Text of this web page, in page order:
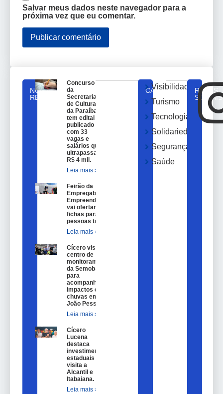
Salvar meus dados neste navegador para a
próxima vez que eu comentar.
NOTICIAS
RELACIONADAS
Concurso
da
Secretaria
de Cultura
da Paraíba
tem edital
publicado
com 33
vagas e
salários que
ultrapassam
R$ 4 mil.
Leia mais »
Feirão da
Empregabilidade e
Empreendedorismo
vai ofertar 100
fichas para
pessoas trans.
Leia mais »
Cícero visita
centro de
monitoramento
da Semob-JP
para
acompanhar
impactos das
chuvas em
João Pessoa.
Leia mais »
Cícero
Lucena
destaca
investimentos
estaduais em
visita a
Alcantil e
Itabaiana.
Leia mais »
CATEGORIAS
Visibilidade
Turismo
Tecnologia
Solidariedade
Segurança
Saúde
REDES
SOCIAIS